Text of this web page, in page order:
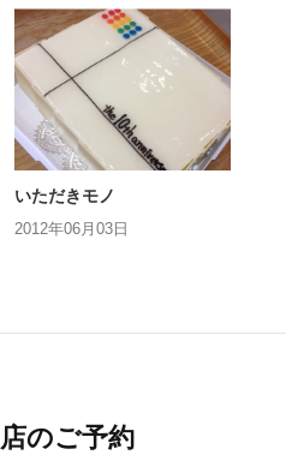
いただきモノ
2012年06月03日
のご予約